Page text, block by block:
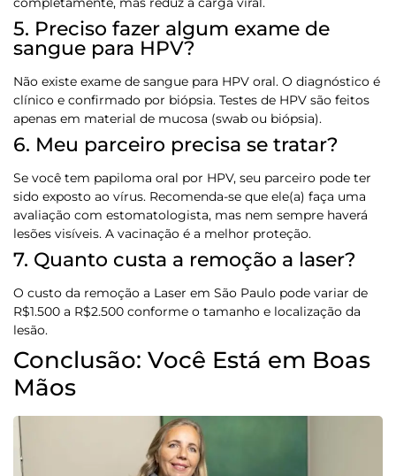
5. Preciso fazer algum exame de
sangue para HPV?
Não existe exame de sangue para HPV oral. O diagnóstico é
clínico e confirmado por biópsia. Testes de HPV são feitos
apenas em material de mucosa (swab ou biópsia).
6. Meu parceiro precisa se tratar?
Se você tem papiloma oral por HPV, seu parceiro pode ter
sido exposto ao vírus. Recomenda-se que ele(a) faça uma
avaliação com estomatologista, mas nem sempre haverá
lesões visíveis. A vacinação é a melhor proteção.
7. Quanto custa a remoção a laser?
O custo da remoção a Laser em São Paulo pode variar de
R$1.500 a R$2.500 conforme o tamanho e localização da
lesão.
Conclusão: Você Está em Boas
Mãos